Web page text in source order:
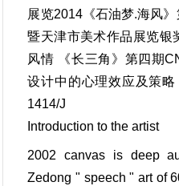
展览2014《石油梦.海风
暨天津市美术作品展览银
风情 《长三角》第四期
设计中的心理效应及策
1414/J
Introduction to the artist
2002 canvas is deep
Zedong " speech " art of